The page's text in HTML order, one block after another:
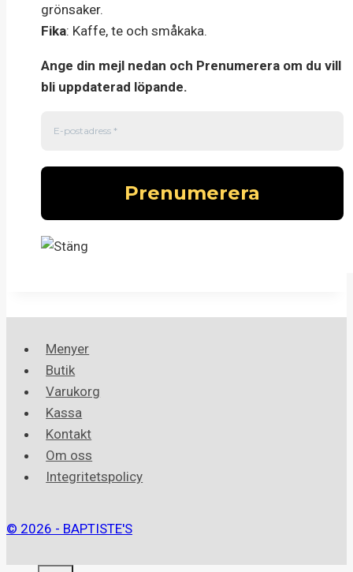
grönsaker.
Fika: Kaffe, te och småkaka.
Ange din mejl nedan och Prenumerera om du vill
bli uppdaterad löpande.
Menyer
Butik
Varukorg
Kassa
Kontakt
Om oss
Integritetspolicy
© 2026 - BAPTISTE'S